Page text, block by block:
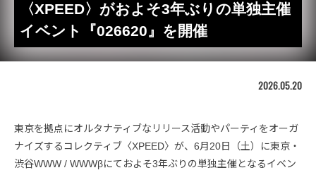
〈XPEED〉がおよそ3年ぶりの単独主催
イベント『026620』を開催
2026.05.20
東京を拠点にオルタナティブなリリース活動やパーティをオーガ
ナイズするコレクティブ〈XPEED〉が、6月20日（土）に東京・
渋谷WWW / WWWβにておよそ3年ぶりの単独主催となるイベン